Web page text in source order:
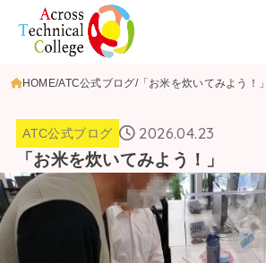
HOME ATC公式ブログ 「お米を炊いてみよう！」
ATC公式ブログ
2026.04.23
「お米を炊いてみよう！」